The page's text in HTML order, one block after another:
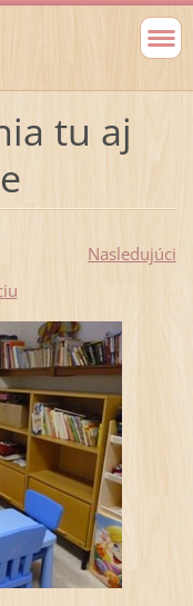
tu aj
Nasledujúci